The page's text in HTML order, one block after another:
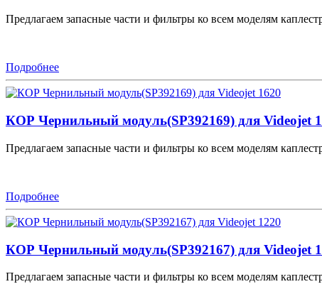
Предлагаем запасные части и фильтры ко всем моделям
Подробнее
КОР Чернильный модуль(SP392169) для Videojet
Предлагаем запасные части и фильтры ко всем моделям
Подробнее
КОР Чернильный модуль(SP392167) для Videojet
Предлагаем запасные части и фильтры ко всем моделям